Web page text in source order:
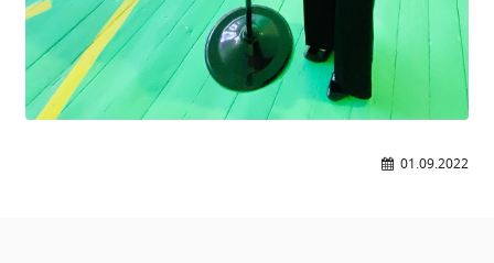
01.09.2022